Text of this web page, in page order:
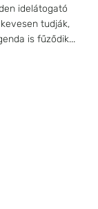
idelátogató
tudják,
is fűződik...